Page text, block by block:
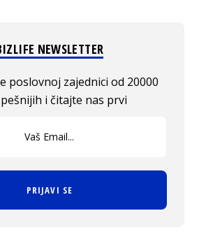
NEWSLETTER
poslovnoj zajednici od 20000
i čitajte nas prvi
PRIJAVI SE